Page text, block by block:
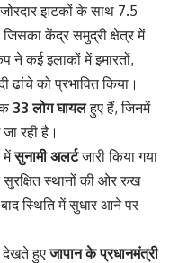
जोरदार झटकों के साथ 7.5
केंद्र समुद्री क्षेत्र में
ने कई इलाकों में इमारतों,
ढांचे को प्रभावित किया।
33 लोग घायलहुए हैं, जिनमें
रही है।
मेंसुनामी अलर्टजारी किया गया
सुरक्षित स्थानों की ओर रुख
स्थिति में सुधार आने पर
देखते हुएजापान के प्रधानमंत्री